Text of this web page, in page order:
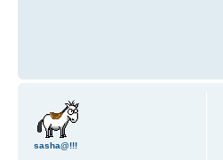
sasha@!!!